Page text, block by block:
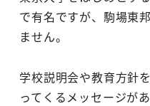
で有名ですが、駒場東
ません。
学校説明会や教育方針
ってくるメッセージがあ